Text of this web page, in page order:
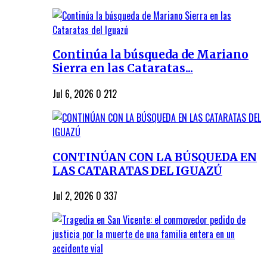
Continúa la búsqueda de Mariano
Sierra en las Cataratas...
Jul 6, 2026 0 212
CONTINÚAN CON LA BÚSQUEDA EN
LAS CATARATAS DEL IGUAZÚ
Jul 2, 2026 0 337